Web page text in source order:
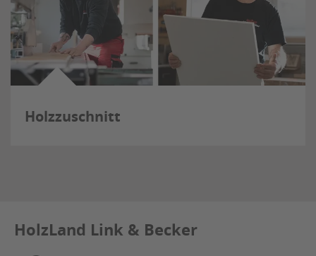
Holzzuschnitt
HolzLand Link & Becker